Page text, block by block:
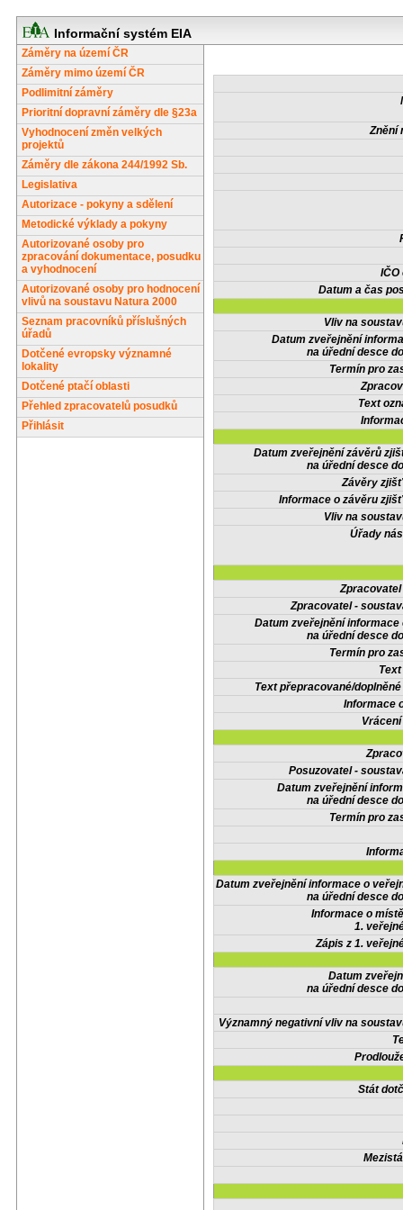
Informační systém EIA
Záměry na území ČR
Záměry mimo území ČR
Podlimitní záměry
Prioritní dopravní záměry dle §23a
Vyhodnocení změn velkých
projektů
Záměry dle zákona 244/1992 Sb.
Legislativa
Autorizace - pokyny a sdělení
Metodické výklady a pokyny
Autorizované osoby pro
zpracování dokumentace, posudku
a vyhodnocení
Autorizované osoby pro hodnocení
vlivů na soustavu Natura 2000
Seznam pracovníků příslušných
úřadů
Dotčené evropsky významné
lokality
Dotčené ptačí oblasti
Přehled zpracovatelů posudků
Přihlásit
Znění
IČO
Datum a čas
Vliv na
Datum zveřejnění
na úřední desce
Termín pro
Text
Datum zveřejnění závěrů
na úřední desce
Závěry
Informace o závěru
Vliv na
Úřady
Zpracovatel -
Datum zveřejnění informace
na úřední desce
Termín pro
Text přepracované/
Informace
Posuzovatel -
Datum zveřejnění
na úřední desce
Termín pro
Datum zveřejnění informace o
na úřední desce
Informace o
1.
Zápis z 1.
Datum
na úřední desce
Významný negativní vliv na
Stát